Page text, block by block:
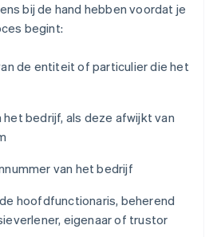
bij de hand hebben voordat je
begint:
de entiteit of particulier die het
het bedrijf, als deze afwijkt van
van het bedrijf
hoofdfunctionaris, beherend
eigenaar of trustor